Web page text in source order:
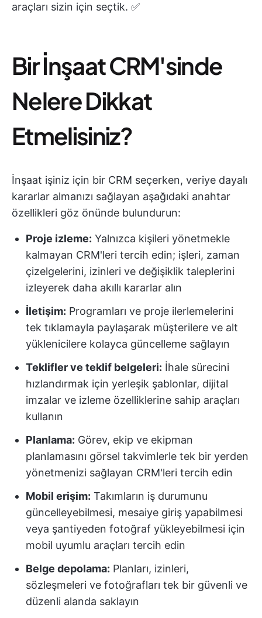
araçları sizin için seçtik. ✅
Bir İnşaat CRM'sinde
Nelere Dikkat
Etmelisiniz?
İnşaat işiniz için bir CRM seçerken, veriye dayalı
kararlar almanızı sağlayan aşağıdaki anahtar
özellikleri göz önünde bulundurun:
Proje izleme: Yalnızca kişileri yönetmekle
kalmayan CRM'leri tercih edin; işleri, zaman
çizelgelerini, izinleri ve değişiklik taleplerini
izleyerek daha akıllı kararlar alın
İletişim: Programları ve proje ilerlemelerini
tek tıklamayla paylaşarak müşterilere ve alt
yüklenicilere kolayca güncelleme sağlayın
Teklifler ve teklif belgeleri: İhale sürecini
hızlandırmak için yerleşik şablonlar, dijital
imzalar ve izleme özelliklerine sahip araçları
kullanın
Planlama: Görev, ekip ve ekipman
planlamasını görsel takvimlerle tek bir yerden
yönetmenizi sağlayan CRM'leri tercih edin
Mobil erişim: Takımların iş durumunu
güncelleyebilmesi, mesaiye giriş yapabilmesi
veya şantiyeden fotoğraf yükleyebilmesi için
mobil uyumlu araçları tercih edin
Belge depolama: Planları, izinleri,
sözleşmeleri ve fotoğrafları tek bir güvenli ve
düzenli alanda saklayın